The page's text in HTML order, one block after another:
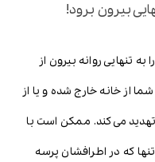
تنهایی روانه بیرون از
از خانه خارج شده و یا از
تهدید می‌کند. ممکن است با
که در اطرافشان پرسه